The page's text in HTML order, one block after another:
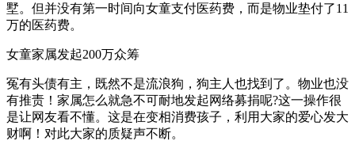
墅。但并没有第一时间向女童支付医药费，而是物业垫付了11
万的医药费。
女童家属发起200万众筹
冤有头债有主，既然不是流浪狗，狗主人也找到了。物业也没
有推责！家属怎么就急不可耐地发起网络募捐呢?这一操作很
是让网友看不懂。这是在变相消费孩子，利用大家的爱心发大
财啊！对此大家的质疑声不断。